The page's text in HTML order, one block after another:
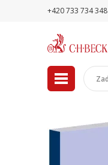
+420 733 734 348